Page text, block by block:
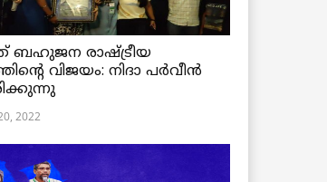
ബഹുജന രാഷ്ട്രീയ
വിജയം: നിദാ പർവീൻ
2022